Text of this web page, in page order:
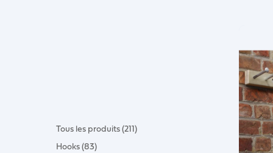
Tous les produits (211)
Hooks (83)